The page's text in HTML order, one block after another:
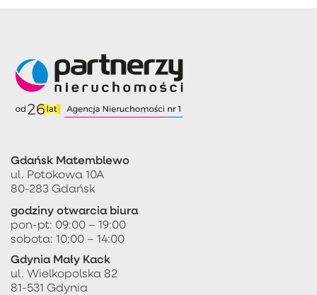
Gdańsk Matemblewo
ul. Potokowa 10A
80-283 Gdańsk
godziny otwarcia biura
pon-pt: 09:00 – 19:00
sobota: 10:00 – 14:00
Gdynia Mały Kack
ul. Wielkopolska 82
81-531 Gdynia